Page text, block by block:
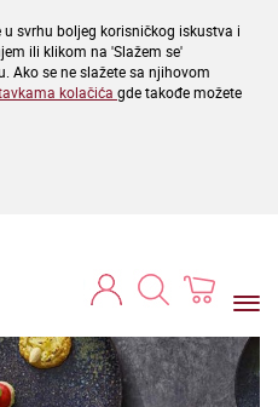
svrhu boljeg korisničkog iskustva i
ili klikom na 'Slažem se'
Ako se ne slažete sa njihovom
kolačića gde takođe možete